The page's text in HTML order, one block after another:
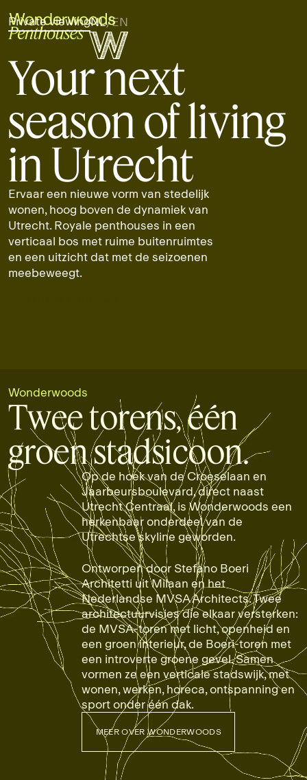
Private viewingNL/EN
Your next
season of living
in Utrecht
Ervaar een nieuwe vorm van stedelijk
wonen, hoog boven de dynamiek van
Utrecht. Royale penthouses in een
verticaal bos met ruime buitenruimtes
en een uitzicht dat met de seizoenen
meebeweegt.
Wonderwoods
Twee torens, één
groen stadsicoon.
Op de hoek van de Croeselaan en
Jaarbeursboulevard, direct naast
Utrecht Centraal, is Wonderwoods een
herkenbaar onderdeel van de
Utrechtse skyline geworden.
Ontworpen door Stefano Boeri
Architetti uit Milaan en het
Nederlandse MVSA Architects. Twee
architectuurvisies die elkaar versterken:
de MVSA-toren met licht, openheid en
een groen interieur, de Boeri-toren met
een introverte groene gevel. Samen
vormen ze een verticale stadswijk, met
wonen, werken, horeca, ontspanning en
sport onder één dak.
MEER OVER WONDERWOODS
MEER OVER WONDERWOODS